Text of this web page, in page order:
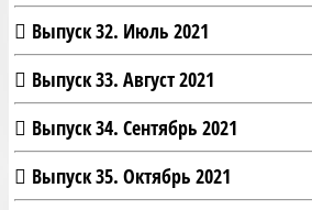
Выпуск 32. Июль 2021
Выпуск 33. Август 2021
Выпуск 34. Сентябрь 2021
Выпуск 35. Октябрь 2021